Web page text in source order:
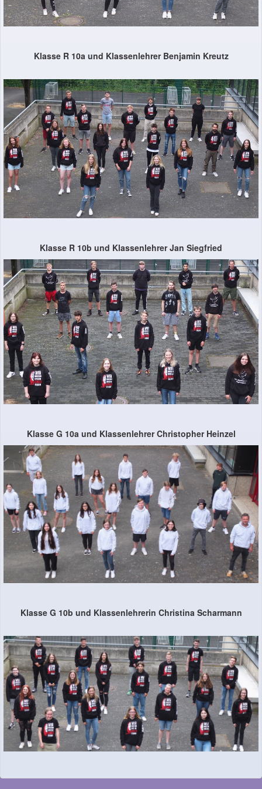
Klasse R 10a und Klassenlehrer Benjamin Kreutz
Klasse R 10b und Klassenlehrer Jan Siegfried
Klasse G 10a und Klassenlehrer Christopher Heinzel
Klasse G 10b und Klassenlehrerin Christina Scharmann